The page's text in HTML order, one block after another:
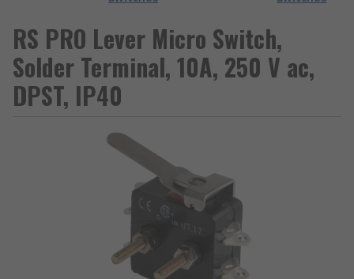
RS PRO Lever Micro Switch,
Solder Terminal, 10A, 250 V ac,
DPST, IP40